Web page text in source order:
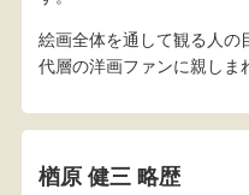
絵画全体を通して観る人の
代層の洋画ファンに親しま
楢原 健三 略歴